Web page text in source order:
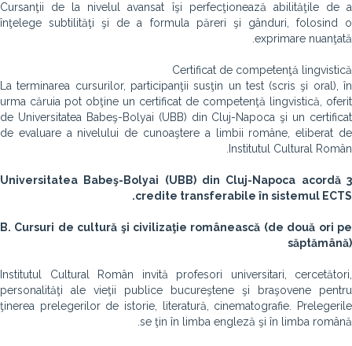
Cursanţii de la nivelul avansat îşi perfecţionează abilităţile de a
înţelege subtilităţi şi de a formula păreri şi gânduri, folosind o
exprimare nuanţată.
Certificat de competenţă lingvistică
La terminarea cursurilor, participanţii susţin un test (scris şi oral), în
urma căruia pot obţine un certificat de competenţă lingvistică, oferit
de Universitatea Babeş-Bolyai (UBB) din Cluj-Napoca şi un certificat
de evaluare a nivelului de cunoaştere a limbii române, eliberat de
Institutul Cultural Român.
Universitatea
Babeş-Bolyai (UBB) din Cluj-Napoca acordă 3
credite transferabile în sistemul ECTS.
B. Cursuri de cultură şi civilizaţie românească (de două ori pe
săptămână)
Institutul Cultural Român invită profesori universitari, cercetători,
personalităţi ale vieţii publice bucureştene şi braşovene pentru
ţinerea prelegerilor de istorie, literatură, cinematografie. Prelegerile
se ţin în limba engleză şi în limba română.